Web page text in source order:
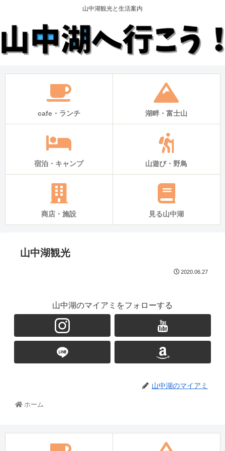
山中湖観光と生活案内
cafe・ランチ 湖畔・富士山
宿泊・キャンプ 山遊び・野鳥
商店・施設 見る山中湖
山中湖観光
2020.06.27
山中湖のマイアミをフォローする
山中湖のマイアミ
ホーム